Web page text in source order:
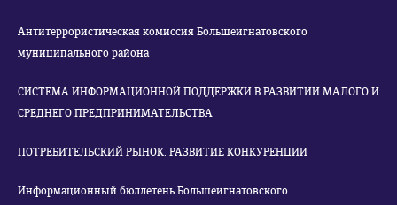
Антитеррористическая комиссия Большеигнатовского
муниципального района
СИСТЕМА ИНФОРМАЦИОННОЙ ПОДДЕРЖКИ В РАЗВИТИИ МАЛОГО И
СРЕДНЕГО ПРЕДПРИНИМАТЕЛЬСТВА
ПОТРЕБИТЕЛЬСКИЙ РЫНОК. РАЗВИТИЕ КОНКУРЕНЦИИ
Информационный бюллетень Большеигнатовского